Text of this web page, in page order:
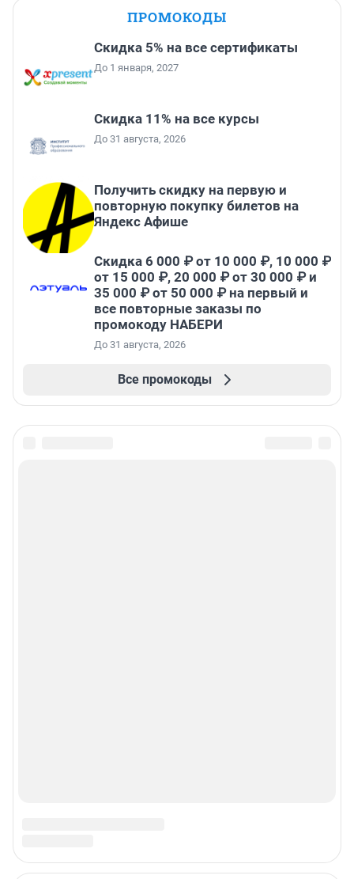
ПРОМОКОДЫ
Скидка 5% на все сертификаты
До 1 января, 2027
Скидка 11% на все курсы
До 31 августа, 2026
Получить скидку на первую и
повторную покупку билетов на
Яндекс Афише
Скидка 6 000 ₽ от 10 000 ₽, 10 000 ₽
от 15 000 ₽, 20 000 ₽ от 30 000 ₽ и
35 000 ₽ от 50 000 ₽ на первый и
все повторные заказы по
промокоду НАБЕРИ
До 31 августа, 2026
Все промокоды